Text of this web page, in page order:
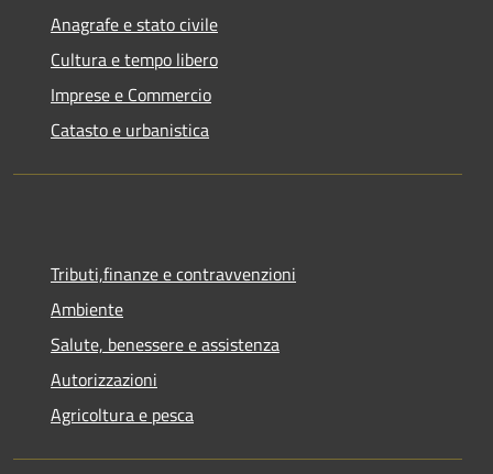
Anagrafe e stato civile
Cultura e tempo libero
Imprese e Commercio
Catasto e urbanistica
Tributi,finanze e contravvenzioni
Ambiente
Salute, benessere e assistenza
Autorizzazioni
Agricoltura e pesca